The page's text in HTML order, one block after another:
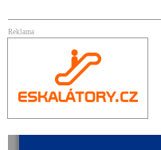
Reklama